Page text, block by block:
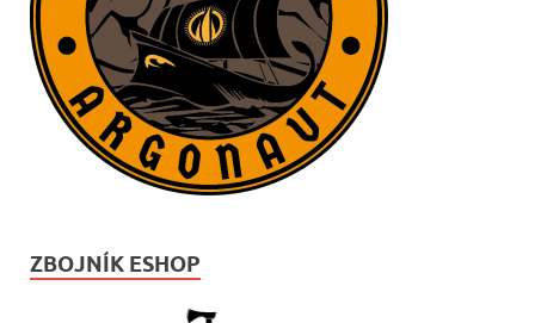
ZBOJNÍK ESHOP